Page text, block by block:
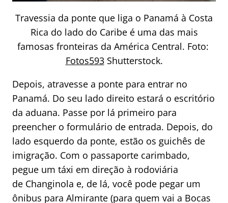
Travessia da ponte que liga o Panamá à Costa
Rica do lado do Caribe é uma das mais
famosas fronteiras da América Central. Foto:
Fotos593Shutterstock.
Depois, atravesse a ponte para entrar no
Panamá. Do seu lado direito estará o escritório
da aduana. Passe por lá primeiro para
preencher o formulário de entrada. Depois, do
lado esquerdo da ponte, estão os guichês de
imigração. Com o passaporte carimbado,
pegue um táxi em direção à rodoviária
de Changinola e, de lá, você pode pegar um
ônibus para Almirante (para quem vai a Bocas